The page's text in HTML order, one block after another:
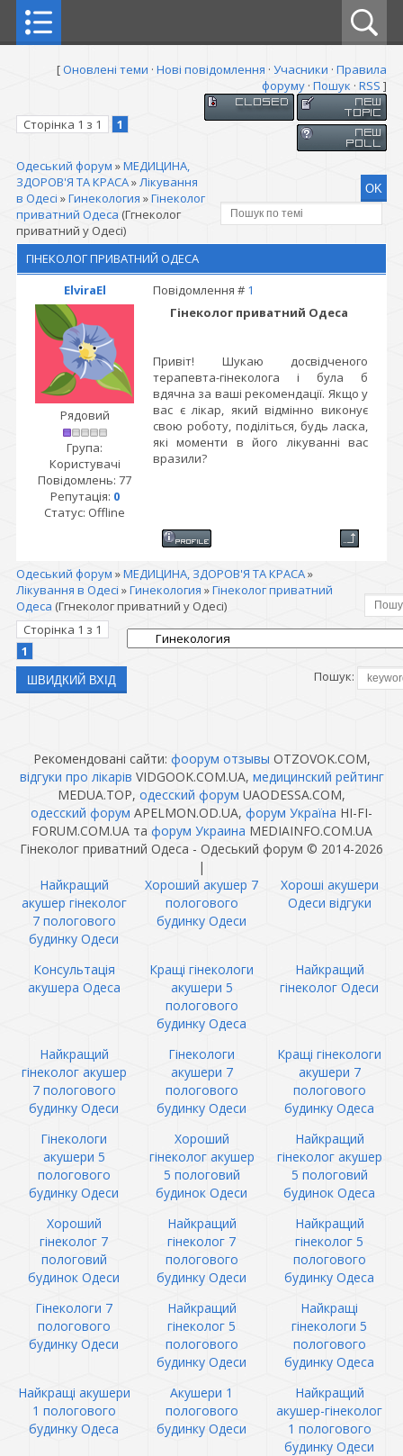
[Оновлені теми · Нові повідомлення · Учасники · Правила
форуму · Пошук · RSS ]
Сторінка 1 з 1 1
Одеський форум »МЕДИЦИНА,
ЗДОРОВ'Я ТА КРАСА»Лікування
в Одесі »Гинекология »Гінеколог
приватний Одеса (Ггнеколог
приватний у Одесі)
ГІНЕКОЛОГ ПРИВАТНИЙ ОДЕСА
ElviraEl
Повідомлення # 1
Рядовий
Група:
Користувачі
Повідомлень: 77
Репутація: 0
Статус: Offline
Гінеколог приватний Одеса
Привіт! Шукаю досвідченого
терапевта-гінеколога і була б
вдячна за ваші рекомендації. Якщо у
вас є лікар, який відмінно виконує
свою роботу, поділіться, будь ласка,
які моменти в його лікуванні вас
вразили?
Одеський форум »МЕДИЦИНА, ЗДОРОВ'Я ТА КРАСА»
Лікування в Одесі »Гинекология »Гінеколог приватний
Одеса (Ггнеколог приватний у Одесі)
Сторінка 1 з 1
1
Пошук:
Рекомендовані сайти: фоорум отзывы OTZOVOK.COM,
відгуки про лікарів VIDGOOK.COM.UA, медицинский рейтинг
MEDUA.TOP, одесский форум UAODESSA.COM,
одесский форум APELMON.OD.UA, форум Україна HI-FI-
FORUM.COM.UA та форум Украина MEDIAINFO.COM.UA
Гінеколог приватний Одеса - Одеський форум © 2014-2026
|
Найкращий
акушер гінеколог
7 пологового
будинку Одеси
Хороший акушер 7
пологового
будинку Одеси
Хороші акушери
Одеси відгуки
Консультація
акушера Одеса
Кращі гінекологи
акушери 5
пологового
будинку Одеса
Найкращий
гінеколог Одеси
Найкращий
гінеколог акушер
7 пологового
будинку Одеси
Гінекологи
акушери 7
пологового
будинку Одеси
Кращі гінекологи
акушери 7
пологового
будинку Одеса
Гінекологи
акушери 5
пологового
будинку Одеси
Хороший
гінеколог акушер
5 пологовий
будинок Одеси
Найкращий
гінеколог акушер
5 пологовий
будинок Одеса
Хороший
гінеколог 7
пологовий
будинок Одеси
Найкращий
гінеколог 7
пологового
будинку Одеси
Найкращий
гінеколог 5
пологового
будинку Одеса
Гінекологи 7
пологового
будинку Одеси
Найкращий
гінеколог 5
пологового
будинку Одеси
Найкращі
гінекологи 5
пологового
будинку Одеса
Найкращі акушери
1 пологового
будинку Одеса
Акушери 1
пологового
будинку Одеси
Найкращий
акушер-гінеколог
1 пологового
будинку Одеси